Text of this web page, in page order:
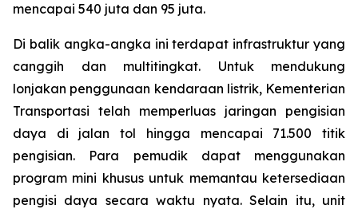
mencapai 540 juta dan 95 juta.
Di balik angka-angka ini terdapat infrastruktur yang
canggih dan multitingkat. Untuk mendukung
lonjakan penggunaan kendaraan listrik, Kementerian
Transportasi telah memperluas jaringan pengisian
daya di jalan tol hingga mencapai 71.500 titik
pengisian. Para pemudik dapat menggunakan
program mini khusus untuk memantau ketersediaan
pengisi daya secara waktu nyata. Selain itu, unit